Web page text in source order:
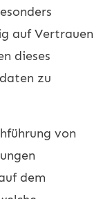
auf Vertrauen
dieses
zu
von
dem